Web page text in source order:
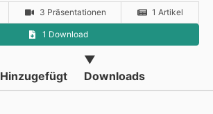
3 Präsentationen 1 Artikel
1 Download
Hinzugefügt
▼
Downloads